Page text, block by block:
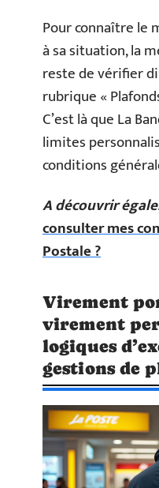
Pour connaître le
à sa situation, la
reste de vérifier
rubrique «
C’est là que La
limites
conditions
A découvrir
consulter mes
Postale ?
Virement
virement
logiques
gestions de